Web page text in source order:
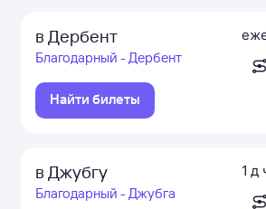
в Дербент
Благодарный - Дербент
Найти билеты
в Джубгу
Благодарный - Джубга
1 д